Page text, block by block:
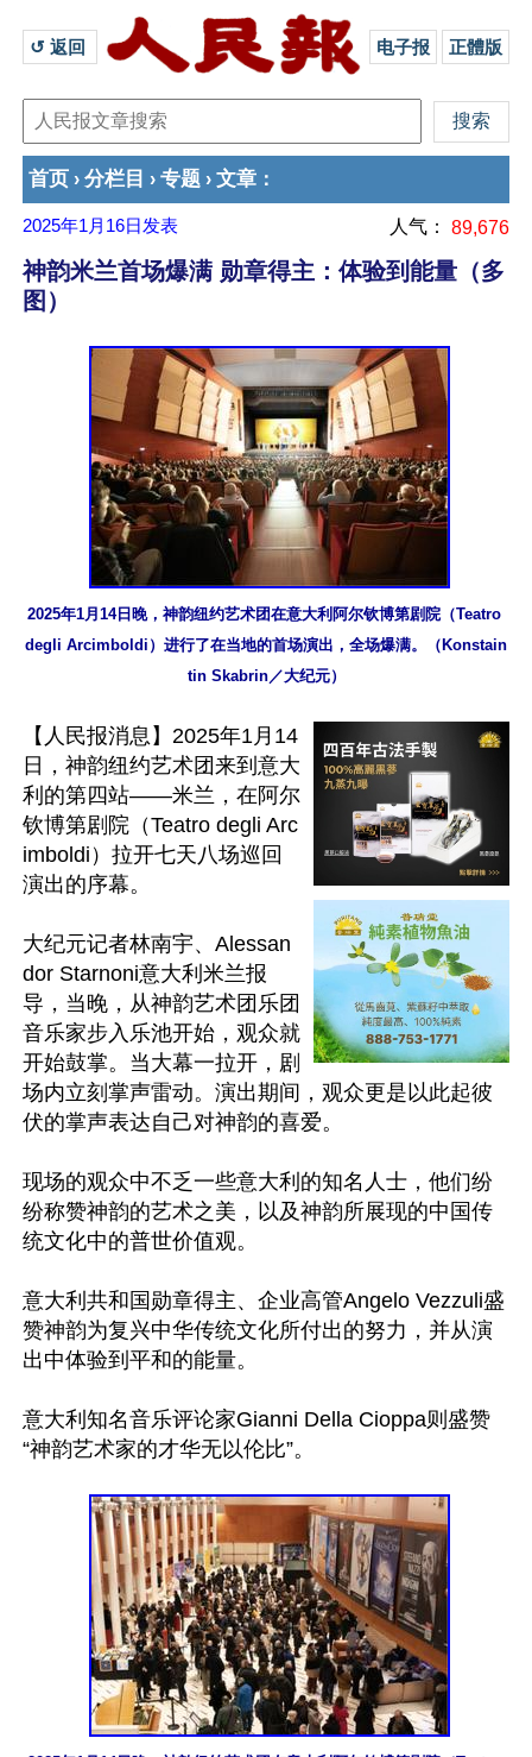
↺ 返回 电子报 正體版
首页 › 分栏目 › 专题 › 文章 ：
2025年1月16日 发表 人气： 89,676
神韵米兰首场爆满 勋章得主：体验到能量（多
图）
2025年1月14日晚，神韵纽约艺术团在意大利阿尔钦博第剧院（Teatro
degli Arcimboldi）进行了在当地的首场演出，全场爆满。（Konstain
tin Skabrin／大纪元）
【人民报消息】2025年1月14
日，神韵纽约艺术团来到意大
利的第四站——米兰，在阿尔
钦博第剧院（Teatro degli Arc
imboldi）拉开七天八场巡回
演出的序幕。
大纪元记者林南宇、Alessan
dor Starnoni意大利米兰报
导，当晚，从神韵艺术团乐团
音乐家步入乐池开始，观众就
开始鼓掌。当大幕一拉开，剧
场内立刻掌声雷动。演出期间，观众更是以此起彼
伏的掌声表达自己对神韵的喜爱。
现场的观众中不乏一些意大利的知名人士，他们纷
纷称赞神韵的艺术之美，以及神韵所展现的中国传
统文化中的普世价值观。
意大利共和国勋章得主、企业高管Angelo Vezzuli盛
赞神韵为复兴中华传统文化所付出的努力，并从演
出中体验到平和的能量。
意大利知名音乐评论家Gianni Della Cioppa则盛赞
“神韵艺术家的才华无以伦比”。